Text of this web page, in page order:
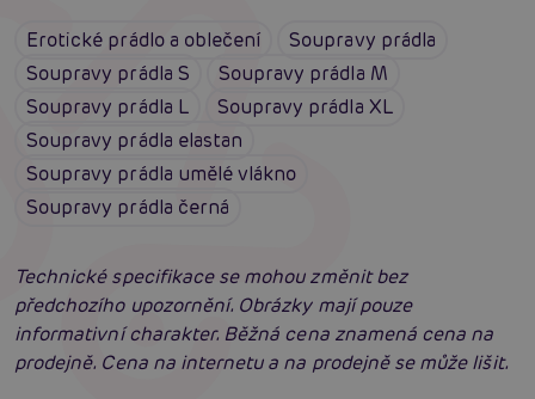
Erotické prádlo a oblečení
Soupravy prádla
Soupravy prádla S
Soupravy prádla M
Soupravy prádla L
Soupravy prádla XL
Soupravy prádla elastan
Soupravy prádla umělé vlákno
Soupravy prádla černá
Technické specifikace se mohou změnit bez
předchozího upozornění. Obrázky mají pouze
informativní charakter. Běžná cena znamená cena na
prodejně. Cena na internetu a na prodejně se může lišit.